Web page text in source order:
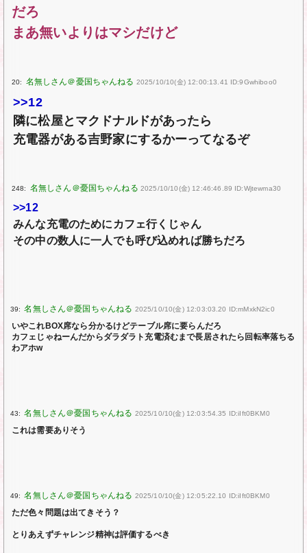
だろ
まあ無いよりはマシだけど
20: 2025/10/10(金) 12:00:13.41 ID:9Gwhiboo0
>>12
隣に松屋とマクドナルドがあったら
充電器がある吉野家にするかーってなるぞ
248: 2025/10/10(金) 12:46:46.89 ID:Wjtewma30
>>12
みんな充電のためにカフェ行くじゃん
その中の数人に一人でも呼び込めれば勝ちだろ
39: 2025/10/10(金) 12:03:03.20 ID:mMxkN2ic0
いやこれBOX席なら分かるけどテーブル席に要らんだろ
カフェじゃねーんだからダラダラト充電済むまで長居されたら回転率落ちる
わアホw
43: 2025/10/10(金) 12:03:54.35 ID:iIft0BKM0
これは需要ありそう
49: 2025/10/10(金) 12:05:22.10 ID:iIft0BKM0
ただ色々問題は出てきそう？
とりあえずチャレンジ精神は評価するべき